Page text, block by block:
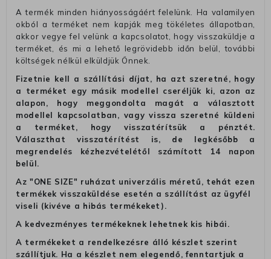
A termék minden hiányosságáért felelünk. Ha valamilyen
okból a terméket nem kapják meg tökéletes állapotban,
akkor vegye fel velünk a kapcsolatot, hogy visszaküldje a
terméket, és mi a lehető legrövidebb időn belül, további
költségek nélkül elküldjük Önnek.
Fizetnie kell a szállítási díjat, ha azt szeretné, hogy
a terméket egy másik modellel cseréljük ki, azon az
alapon, hogy meggondolta magát a választott
modellel kapcsolatban, vagy vissza szeretné küldeni
a terméket, hogy visszatérítsük a pénztét.
Választhat visszatérítést is, de legkésőbb a
megrendelés kézhezvételétől számított 14 napon
belül.
Az "ONE SIZE" ruházat univerzális méretű, tehát ezen
termékek visszaküldése esetén a szállítást az ügyfél
viseli (kivéve a hibás termékeket).
A kedvezményes termékeknek lehetnek kis hibái.
A termékeket a rendelkezésre álló készlet szerint
szállítjuk. Ha a készlet nem elegendő, fenntartjuk a